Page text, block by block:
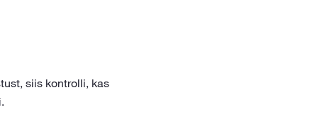
siis kontrolli, kas